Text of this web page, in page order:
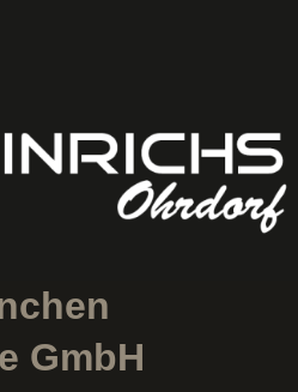
GmbH